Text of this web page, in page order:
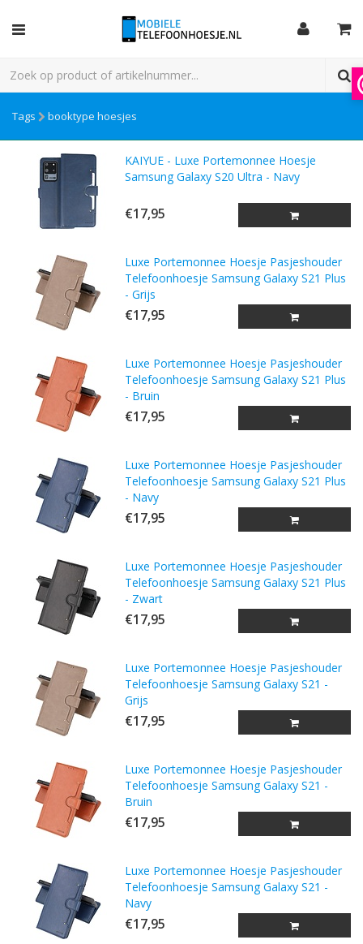
Tags booktype hoesjes
KAIYUE - Luxe Portemonnee Hoesje
Samsung Galaxy S20 Ultra - Navy
€17,95
Luxe Portemonnee Hoesje Pasjeshouder
Telefoonhoesje Samsung Galaxy S21 Plus
- Grijs
€17,95
Luxe Portemonnee Hoesje Pasjeshouder
Telefoonhoesje Samsung Galaxy S21 Plus
- Bruin
€17,95
Luxe Portemonnee Hoesje Pasjeshouder
Telefoonhoesje Samsung Galaxy S21 Plus
- Navy
€17,95
Luxe Portemonnee Hoesje Pasjeshouder
Telefoonhoesje Samsung Galaxy S21 Plus
- Zwart
€17,95
Luxe Portemonnee Hoesje Pasjeshouder
Telefoonhoesje Samsung Galaxy S21 -
Grijs
€17,95
Luxe Portemonnee Hoesje Pasjeshouder
Telefoonhoesje Samsung Galaxy S21 -
Bruin
€17,95
Luxe Portemonnee Hoesje Pasjeshouder
Telefoonhoesje Samsung Galaxy S21 -
Navy
€17,95